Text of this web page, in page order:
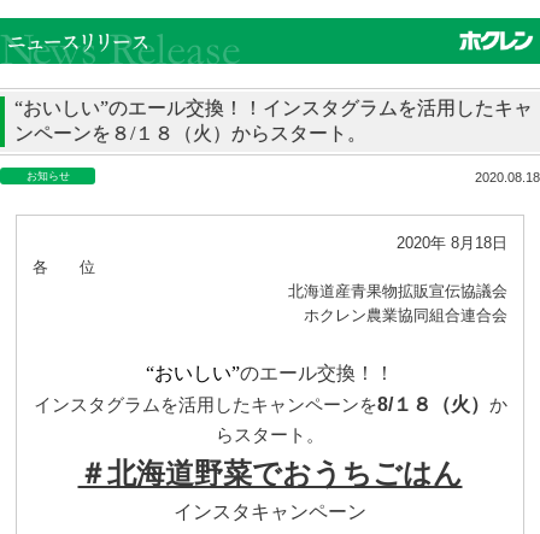
“おいしい”のエール交換！！インスタグラムを活用したキャ
ンペーンを８/１８（火）からスタート。
お知らせ 2020.08.18
2020年 8月18日
各 位
北海道産青果物拡販宣伝協議会
ホクレン農業協同組合連合会
“おいしい”のエール交換！！
インスタグラムを活用したキャンペーンを8/１８（火） か
らスタート。
＃北海道野菜でおうちごはん
インスタキャンペーン